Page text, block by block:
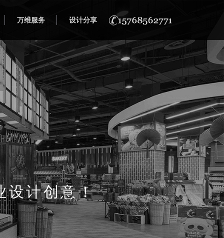
万维服务 设计分享
设计创意！